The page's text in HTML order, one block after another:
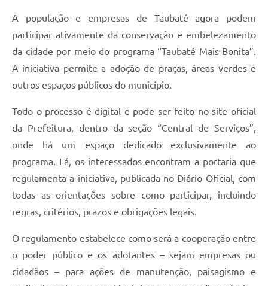
A população e empresas de Taubaté agora podem
participar ativamente da conservação e embelezamento
da cidade por meio do programa “Taubaté Mais Bonita”.
A iniciativa permite a adoção de praças, áreas verdes e
outros espaços públicos do município.
Todo o processo é digital e pode ser feito no site oficial
da Prefeitura, dentro da seção “Central de Serviços”,
onde há um espaço dedicado exclusivamente ao
programa. Lá, os interessados encontram a portaria que
regulamenta a iniciativa, publicada no Diário Oficial, com
todas as orientações sobre como participar, incluindo
regras, critérios, prazos e obrigações legais.
O regulamento estabelece como será a cooperação entre
o poder público e os adotantes – sejam empresas ou
cidadãos – para ações de manutenção, paisagismo e